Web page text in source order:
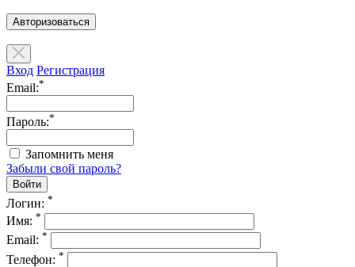
Авторизоваться
Вход Регистрация
Email:*
Пароль:*
Запомнить меня
Забыли свой пароль?
Логин: *
Имя: *
Email: *
Телефон: *